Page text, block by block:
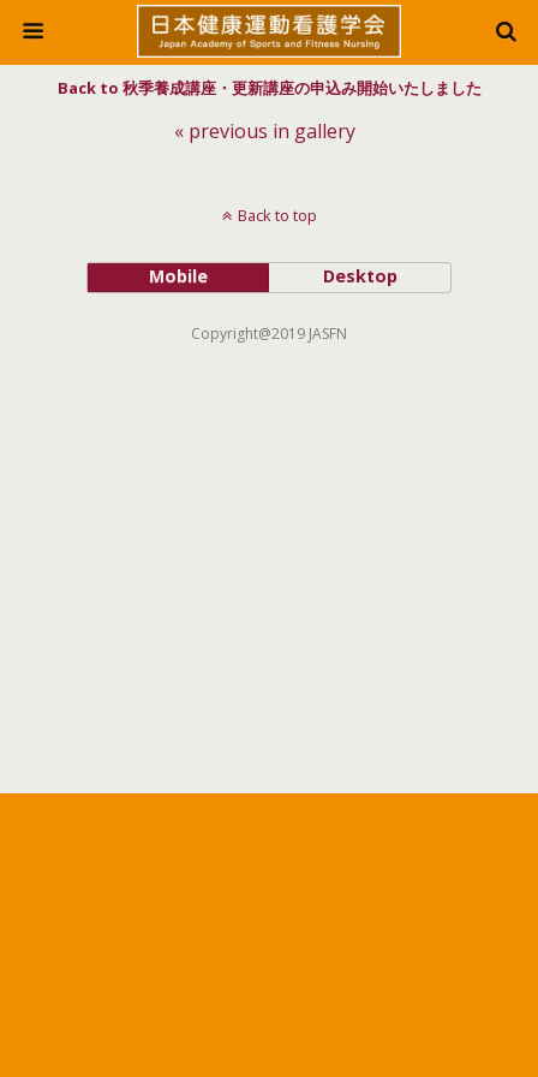
Back to 秋季養成講座・更新講座の申込み開始いたしました
« previous in gallery
Back to top
Mobile Desktop
Copyright@2019 JASFN